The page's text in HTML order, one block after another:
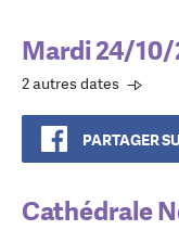
Mardi 24/10/
2 autres dates
PARTAGER
Cathédrale